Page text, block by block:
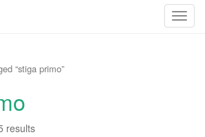
T
“stiga primo”
results